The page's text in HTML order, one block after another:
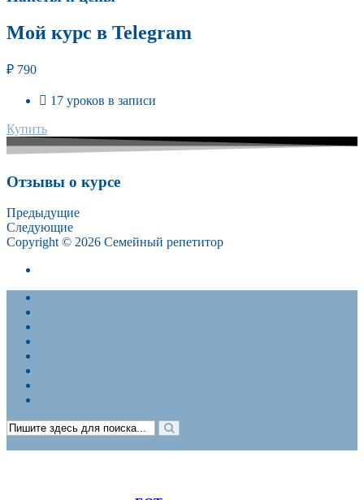
Мой курс в Telegram
₽ 790
17 уроков в записи
Купить
Отзывы о курсе
Предыдущие
Следующие
Copyright © 2026 Семейный репетитор